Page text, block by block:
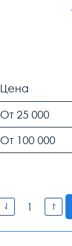
Цена
От 25 000
От 100 000